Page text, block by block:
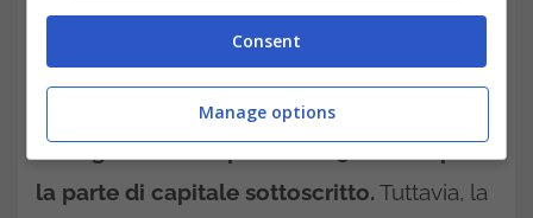
Prendiamo ad esempio il caso in cui
vi siano
4 soci al 25% con un capitale sociale di 10
mila euro per un S.r.l; ogni socio sarà
obbligato a corrispondere 2500 euro per
la parte di capitale sottoscritto. Tuttavia, la
Consent
Manage options